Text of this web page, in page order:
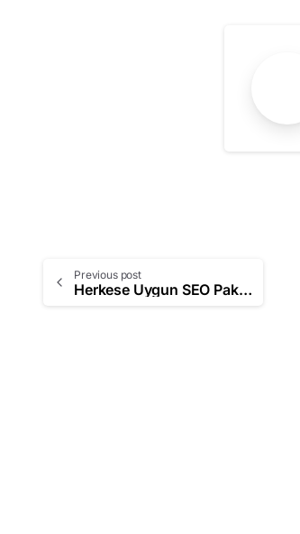
Previous post
Herkese Uygun SEO Paketleri Avantaj Yaratıyor